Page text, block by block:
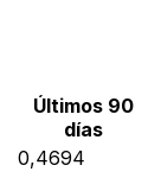
Últimos 90
días
0,4694